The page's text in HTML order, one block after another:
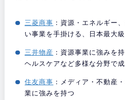
三菱商事 ：資源・エネルギー
い事業を手掛ける、日本最大
三井物産 ：資源事業に強みを
ヘルスケアなど多様な分野で
住友商事 ：メディア・不動産
業に強みを持つ